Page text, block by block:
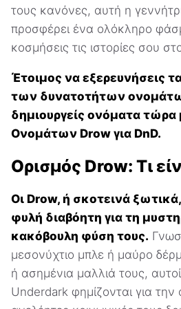
τους κανόνες, αυτή η
προσφέρει ένα ολόκληρο
κοσμήσεις τις ιστορίες σου
Έτοιμος να εξερευνήσεις
των δυνατοτήτων
δημιουργείς ονόματα τώρα
Ονομάτων Drow για DnD.
Ορισμός Drow: Τι
Οι Drow, ή σκοτεινά ξωτικά,
φυλή διαβόητη για τη
κακόβουλη φύση τους.
μεσονύχτιο μπλε ή μαύρο
ή ασημένια μαλλιά τους, αυτοί
Underdark φημίζονται για την